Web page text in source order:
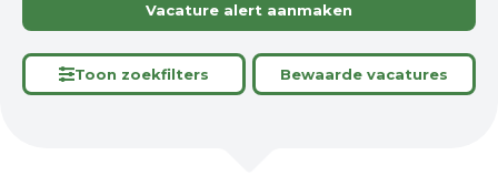
Vacature alert aanmaken
Toon zoekfilters Bewaarde vacatures